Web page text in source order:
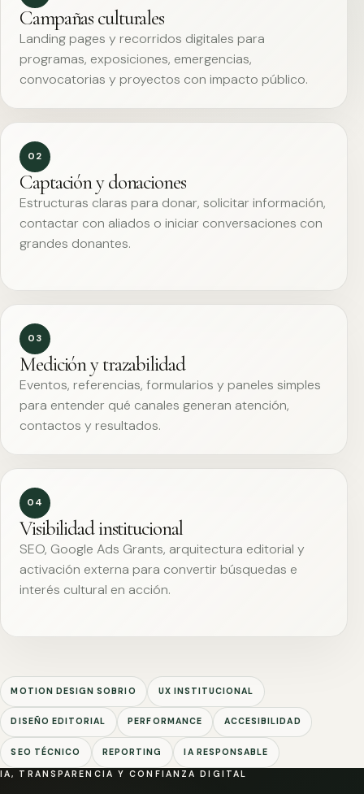
Campañas culturales
Landing pages y recorridos digitales para
programas, exposiciones, emergencias,
convocatorias y proyectos con impacto público.
02
Captación y donaciones
Estructuras claras para donar, solicitar información,
contactar con aliados o iniciar conversaciones con
grandes donantes.
03
Medición y trazabilidad
Eventos, referencias, formularios y paneles simples
para entender qué canales generan atención,
contactos y resultados.
04
Visibilidad institucional
SEO, Google Ads Grants, arquitectura editorial y
activación externa para convertir búsquedas e
interés cultural en acción.
MOTION DESIGN SOBRIO UX INSTITUCIONAL
DISEÑO EDITORIAL PERFORMANCE ACCESIBILIDAD
SEO TÉCNICO REPORTING IA RESPONSABLE
IA, TRANSPARENCIA Y CONFIANZA DIGITAL